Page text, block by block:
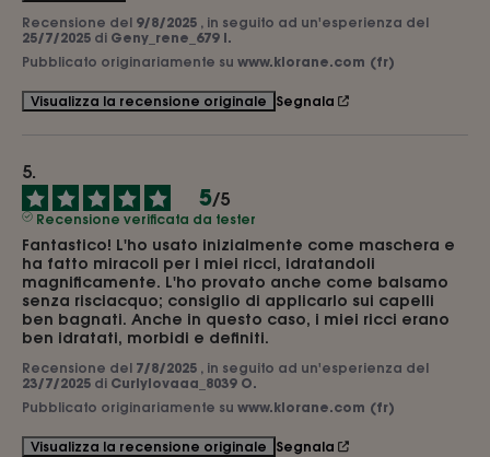
Recensione del 9/8/2025 , in seguito ad un'esperienza del
25/7/2025 di Geny_rene_679 I.
Pubblicato originariamente su www.klorane.com (fr)
Visualizza la recensione originale Segnala
5/5
Recensione verificata da tester
Fantastico! L'ho usato inizialmente come maschera e
ha fatto miracoli per i miei ricci, idratandoli
magnificamente. L'ho provato anche come balsamo
senza risciacquo; consiglio di applicarlo sui capelli
ben bagnati. Anche in questo caso, i miei ricci erano
ben idratati, morbidi e definiti.
Recensione del 7/8/2025 , in seguito ad un'esperienza del
23/7/2025 di Curlylovaaa_8039 O.
Pubblicato originariamente su www.klorane.com (fr)
Visualizza la recensione originale Segnala